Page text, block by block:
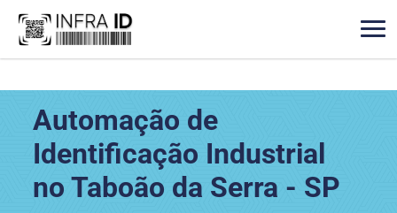
Automação de
Identificação Industrial
no Taboão da Serra - SP